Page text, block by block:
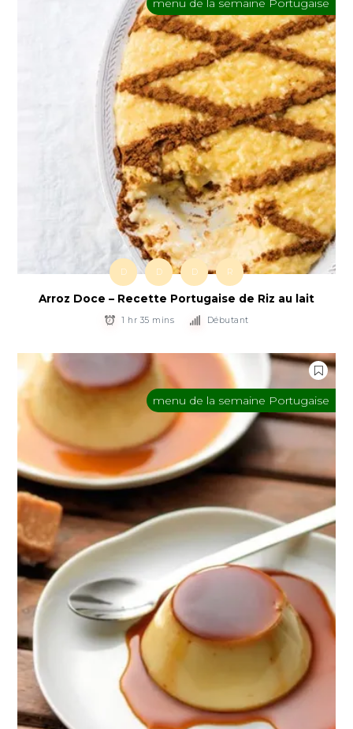
menu de la semaine Portugaise
D D D R
Arroz Doce – Recette Portugaise de Riz au lait
1 hr 35 mins Débutant
menu de la semaine Portugaise